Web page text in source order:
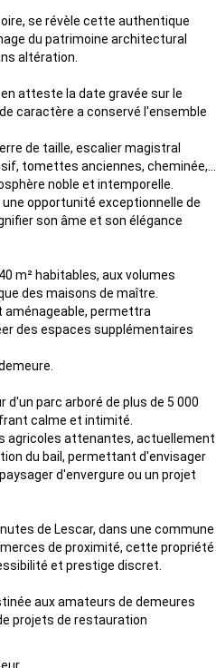
se révèle cette authentique
du patrimoine architectural
altération.
atteste la date gravée sur le
caractère a conservé l'ensemble
de taille, escalier magistral
tomettes anciennes, cheminée,...
noble et intemporelle.
opportunité exceptionnelle de
son âme et son élégance
m² habitables, aux volumes
des maisons de maître.
aménageable, permettra
des espaces supplémentaires
d'un parc arboré de plus de 5 000
calme et intimité.
agricoles attenantes, actuellement
du bail, permettant d'envisager
d'envergure ou un projet
de Lescar, dans une commune
de proximité, cette propriété
et prestige discret.
aux amateurs de demeures
projets de restauration